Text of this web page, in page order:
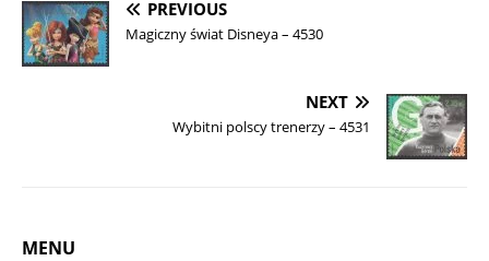
PREVIOUS
Magiczny świat Disneya – 4530
NEXT
Wybitni polscy trenerzy – 4531
MENU